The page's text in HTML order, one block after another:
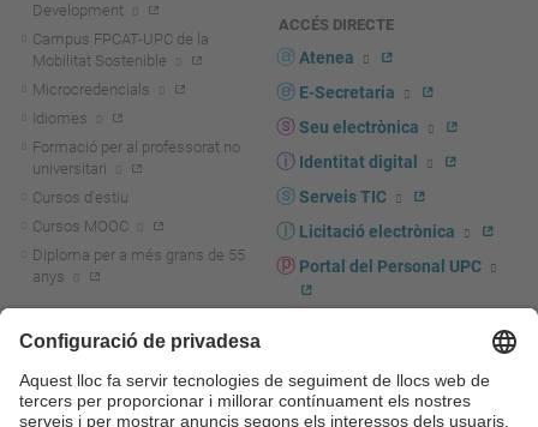
Development
Campus FPCAT-UPC de la
Mobilitat Sostenible
Microcredencials
Idiomes
Formació per al professorat no
universitari
Cursos d'estiu
Cursos MOOC
Diploma per a més grans de 55
anys
Actualitat R+D+I
La recerca a la UPC
La transferència, l'emprenedoria i
ACCÉS DIRECTE
Atenea
E-Secretaria
Seu electrònica
Identitat digital
Serveis TIC
Licitació electrònica
Portal del Personal UPC
UPCshop, marxandatge